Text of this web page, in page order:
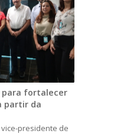
para fortalecer
partir da
presidente de